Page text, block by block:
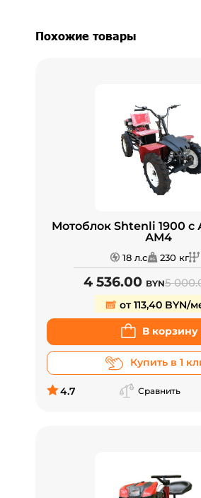
Похожие товары
Мотоблок Shtenli 1900 с
АМ4
18 л.с 230 кг
4 536.00 BYN5
от 113,40 BYN/
В корзину
Купить в 1
4.7 Сравнить